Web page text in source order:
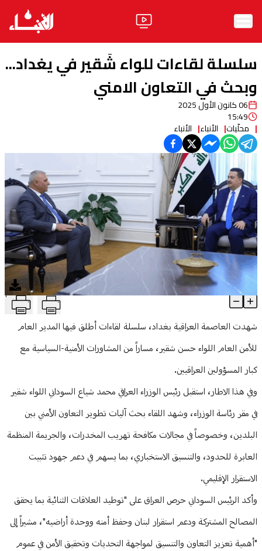
الأخبار
ثقافة ومجتمع
منوعات
آراء
فيديو
مواقف
وليد جنبلاطالحزب
ابحث
سلسلة لقاءات للواء شَقير في يغداد...
وبحث في التعاون الامني
06 كانون الأول 2025
15:49
محلّيات الأنباء الأنباء
سلسلة لقاءات للواء شَقير في يغداد... وبحث في التعاون الامني T
Article Content
شهدت العاصمة العراقية بغداد، سلسلة لقاءات أطلق فيها المدير العام
للأمن العام اللواء حسن شقير، مساراً من المشاورات الأمنية-السياسية مع
كبار المسؤولين العراقيين.
وفي هذا الاطار، استقبل رئيس الوزراء العراقي محمد شياع السوداني اللواء شقير
في مقر رئاسة الوزراء، وشهد اللقاء بحث آليات تطوير التعاون الأمني بين
البلدين، وخصوصاً في مجالات مكافحة تهريب المخدرات، والجريمة المنظمة
العابرة للحدود، والتنسيق الاستخباري، بما يسهم في دعم جهود تثبيت
الاستقرار الإقليمي.
وأكد الرئيس السوداني حرص العراق على "توطيد العلاقات الثنائية بما يحقق
المصالح المشتركة ودعم استقرار لبنان وحفظ أمنه ووحدة أراضيه"، مشيراً إلى
"أهمية تعزيز التعاون والتنسيق لمواجهة التحديات وتحقيق الأمن في عموم